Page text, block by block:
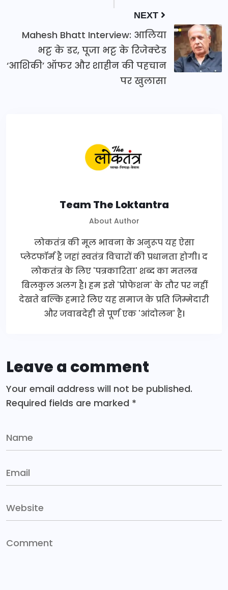
NEXT
Mahesh Bhatt Interview: आलिया
भट्ट के डर, पूजा भट्ट के रिजेक्टेड
‘आशिकी’ ऑफर और शाहीन की पहचान
पर खुलासा
Team The Loktantra
About Author
लोकतंत्र की मूल भावना के अनुरूप यह ऐसा
प्लेटफॉर्म है जहां स्वतंत्र विचारों की प्रधानता होगी। द
लोकतंत्र के लिए 'पत्रकारिता' शब्द का मतलब
बिलकुल अलग है। हम इसे 'प्रोफेशन' के तौर पर नहीं
देखते बल्कि हमारे लिए यह समाज के प्रति जिम्मेदारी
और जवाबदेही से पूर्ण एक 'आंदोलन' है।
Leave a comment
Your email address will not be published.
Required fields are marked *